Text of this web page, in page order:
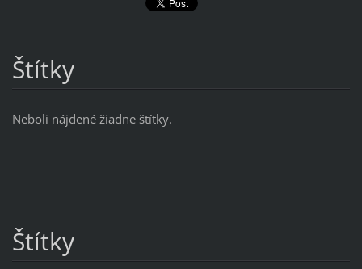
Štítky
Neboli nájdené žiadne štítky.
Štítky